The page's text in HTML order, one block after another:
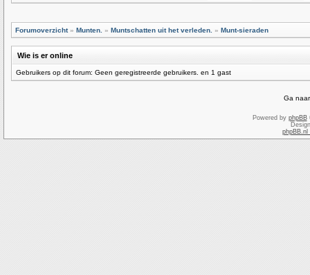
Forumoverzicht» Munten. » Muntschatten uit het verleden. » Munt-sieraden
Wie is er online
Gebruikers op dit forum: Geen geregistreerde gebruikers. en 1 gast
Ga
Powered by phpBB
phpBB.nl